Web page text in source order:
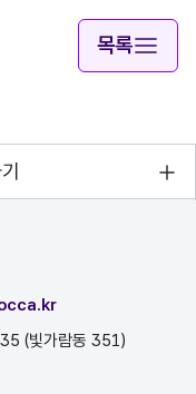
목록
(빛가람동 351)